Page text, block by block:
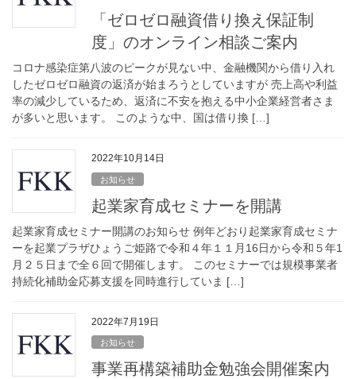
「ゼロゼロ融資借り換え保証制
度」のオンライン相談ご案内
コロナ感染症第八波のピークが見ない中、金融機関から借り入れ
したゼロゼロ融資の返済が始まろうとしていますが 売上高や利益
率の減少しているため、返済に不安を抱える中小企業経営者さま
が多いと思います。 このような中、国は借り換 […]
2022年10月14日
お知らせ
起業家育成セミナーを開講
起業家育成セミナー開講のお知らせ 例年どおり起業家育成セミナ
ーを起業プラザひょうご姫路で令和４年１１月16日から令和５年1
月２５日まで全６回で開催します。 このセミナーでは規模事業者
持続化補助金応募支援を同時進行していま […]
2022年7月19日
お知らせ
事業再構築補助金勉強会開催案内